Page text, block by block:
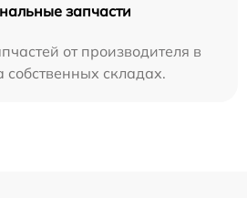
запчасти
от производителя в
собственных складах.